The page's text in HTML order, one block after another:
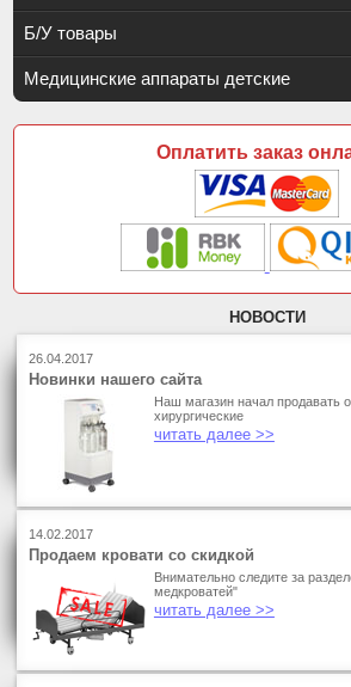
Б/У товары
Медицинские аппараты детские
Оплатить заказ
НОВОСТИ
26.04.2017
Новинки нашего сайта
Наш магазин начал продавать
хирургические
читать далее >>
14.02.2017
Продаем кровати со скидкой
Внимательно следите за
медкроватей"
читать далее >>